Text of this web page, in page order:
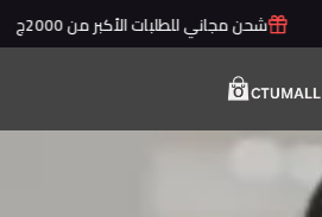
التجاوزشحن مجاني للطلبات الأكبر من 2000ج